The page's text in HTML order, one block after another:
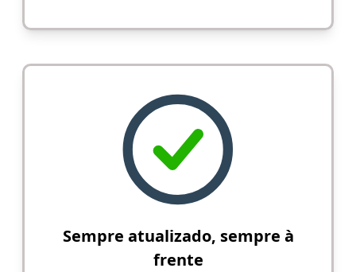
Sempre atualizado, sempre à
frente